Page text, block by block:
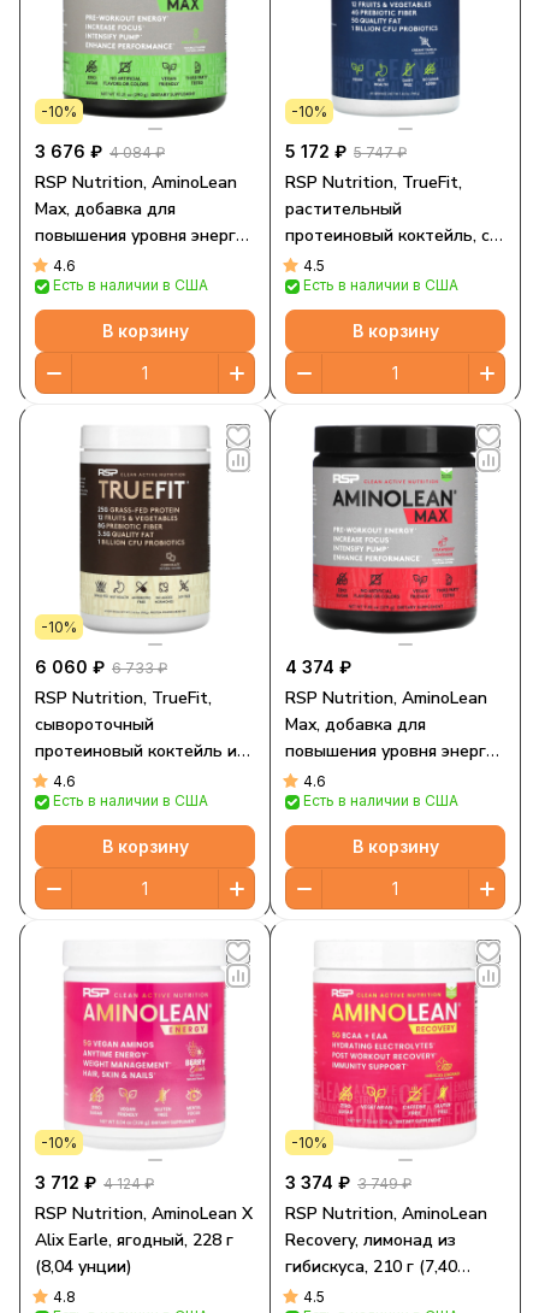
-10%
3 676 ₽ 4 084 ₽
RSP Nutrition, AminoLean
Max, добавка для
повышения уровня энергии
перед тренировкой,
ананас, 290 г (10,21 унции)
4.6
Есть в наличии в США
В корзину
-10%
5 172 ₽ 5 747 ₽
RSP Nutrition, TrueFit,
растительный
протеиновый коктейль, со
вкусом ванили, 748 г (1,65
фунта)
4.5
Есть в наличии в США
В корзину
-10%
6 060 ₽ 6 733 ₽
RSP Nutrition, TrueFit,
сывороточный
протеиновый коктейль из
экологически чистых
ингредиентов, шоколад,
940 г (2 фунта)
4.6
Есть в наличии в США
В корзину
4 374 ₽
RSP Nutrition, AminoLean
Max, добавка для
повышения уровня энергии
перед тренировкой,
клубничный лимонад, 279 г
(9,85 унции)
4.6
Есть в наличии в США
В корзину
-10%
3 712 ₽ 4 124 ₽
RSP Nutrition, AminoLean X
Alix Earle, ягодный, 228 г
(8,04 унции)
4.8
-10%
3 374 ₽ 3 749 ₽
RSP Nutrition, AminoLean
Recovery, лимонад из
гибискуса, 210 г (7,40
унции)
4.5